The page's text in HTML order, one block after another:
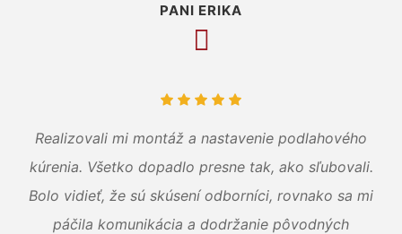
PANI ERIKA
Realizovali mi montáž a nastavenie podlahového
kúrenia. Všetko dopadlo presne tak, ako sľubovali.
Bolo vidieť, že sú skúsení odborníci, rovnako sa mi
páčila komunikácia a dodržanie pôvodných